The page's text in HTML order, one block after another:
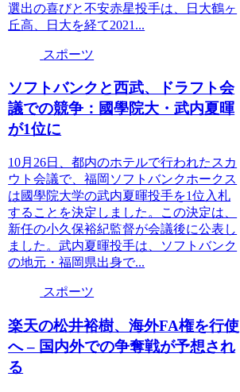
選出の喜びと不安赤星投手は、日大鶴ヶ
丘高、日大を経て2021...
スポーツ
ソフトバンクと西武、ドラフト会
議での競争：國學院大・武内夏暉
が1位に
10月26日、都内のホテルで行われたスカ
ウト会議で、福岡ソフトバンクホークス
は國學院大学の武内夏暉投手を1位入札
することを決定しました。この決定は、
新任の小久保裕紀監督が会議後に公表し
ました。武内夏暉投手は、ソフトバンク
の地元・福岡県出身で...
スポーツ
楽天の松井裕樹、海外FA権を行使
へ – 国内外での争奪戦が予想され
る